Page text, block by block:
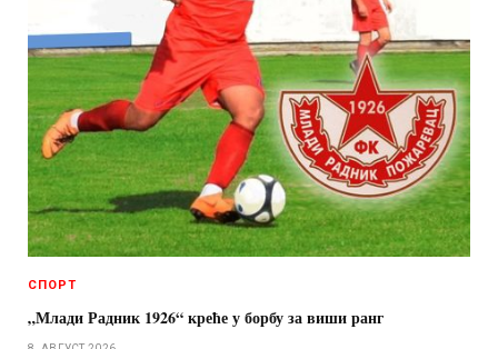
СПОРТ
„Млади Радник 1926“ креће у борбу за виши ранг